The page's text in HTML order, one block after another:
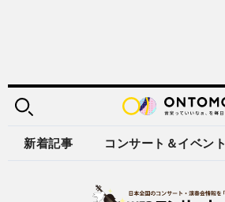
新着記事 コンサート＆イベント